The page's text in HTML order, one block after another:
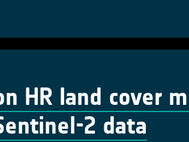
HR land cover
2 data